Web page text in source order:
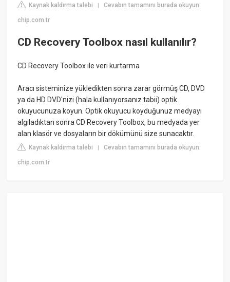
Kaynak kaldırma talebi |Cevabın tamamını burada okuyun:
chip.com.tr
CD Recovery Toolbox nasıl kullanılır?
CD Recovery Toolbox ile veri kurtarma
Aracı sisteminize yükledikten sonra zarar görmüş CD, DVD
ya da HD DVD'nizi (hala kullanıyorsanız tabii) optik
okuyucunuza koyun. Optik okuyucu koyduğunuz medyayı
algıladıktan sonra CD Recovery Toolbox, bu medyada yer
alan klasör ve dosyaların bir dökümünü size sunacaktır.
Kaynak kaldırma talebi |Cevabın tamamını burada okuyun:
chip.com.tr